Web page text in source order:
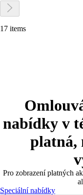
17 items
nabídky v
platná,
Pro zobrazení platných
Speciální nabídky